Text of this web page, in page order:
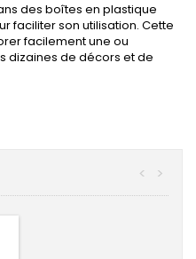
des boîtes en plastique
faciliter son utilisation. Cette
facilement une ou
dizaines de décors et de
>
<